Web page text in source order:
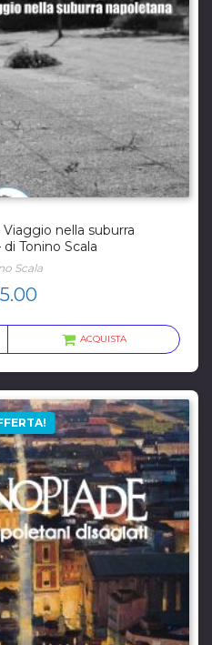
nella suburra
Tonino Scala
Scala
ACQUISTA